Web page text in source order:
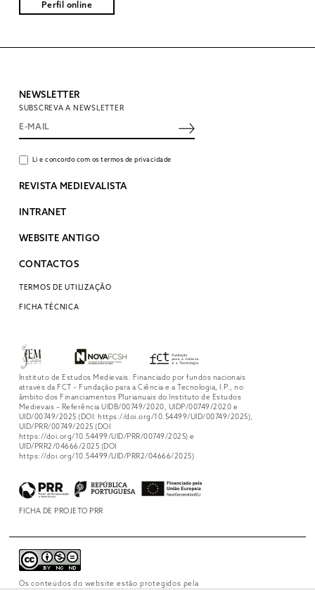
Perfil online
NEWSLETTER
SUBSCREVA A NEWSLETTER
Li e concordo com os termos de privacidade
REVISTA MEDIEVALISTA
INTRANET
WEBSITE ANTIGO
CONTACTOS
TERMOS DE UTILIZAÇÃO
FICHA TÉCNICA
Instituto de Estudos Medievais. Financiado por fundos nacionais
através da FCT – Fundação para a Ciência e a Tecnologia, I.P., no
âmbito dos Financiamentos Plurianuais do Instituto de Estudos
Medievais – Referência UIDB/00749/2020, UIDP/00749/2020 e
UID/00749/2025 (DOI: https://doi.org/10.54499/UID/00749/2025),
UID/PRR/00749/2025 (DOI
https://doi.org/10.54499/UID/PRR/00749/2025) e
UID/PRR2/04666/2025 (DOI
https://doi.org/10.54499/UID/PRR2/04666/2025)
FICHA DE PROJETO PRR
Os conteúdos do website estão protegidos pela